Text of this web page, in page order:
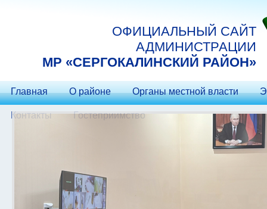
ОФИЦИАЛЬНЫЙ САЙТ
АДМИНИСТРАЦИИ
МP «СЕРГОКАЛИНСКИЙ РАЙОН»
Главная О районе Органы местной власти
Контакты Гостеприимство